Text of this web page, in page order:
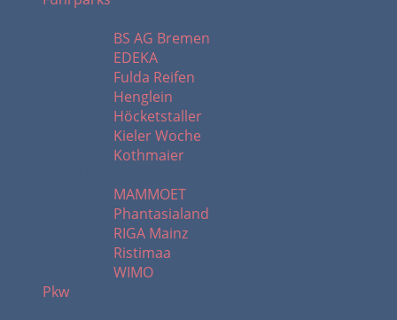
BS AG Bremen
EDEKA
Fulda Reifen
Henglein
Höcketstaller
Kieler Woche
Kothmaier
MAMMOET
Phantasialand
RIGA Mainz
Ristimaa
WIMO
Pkw